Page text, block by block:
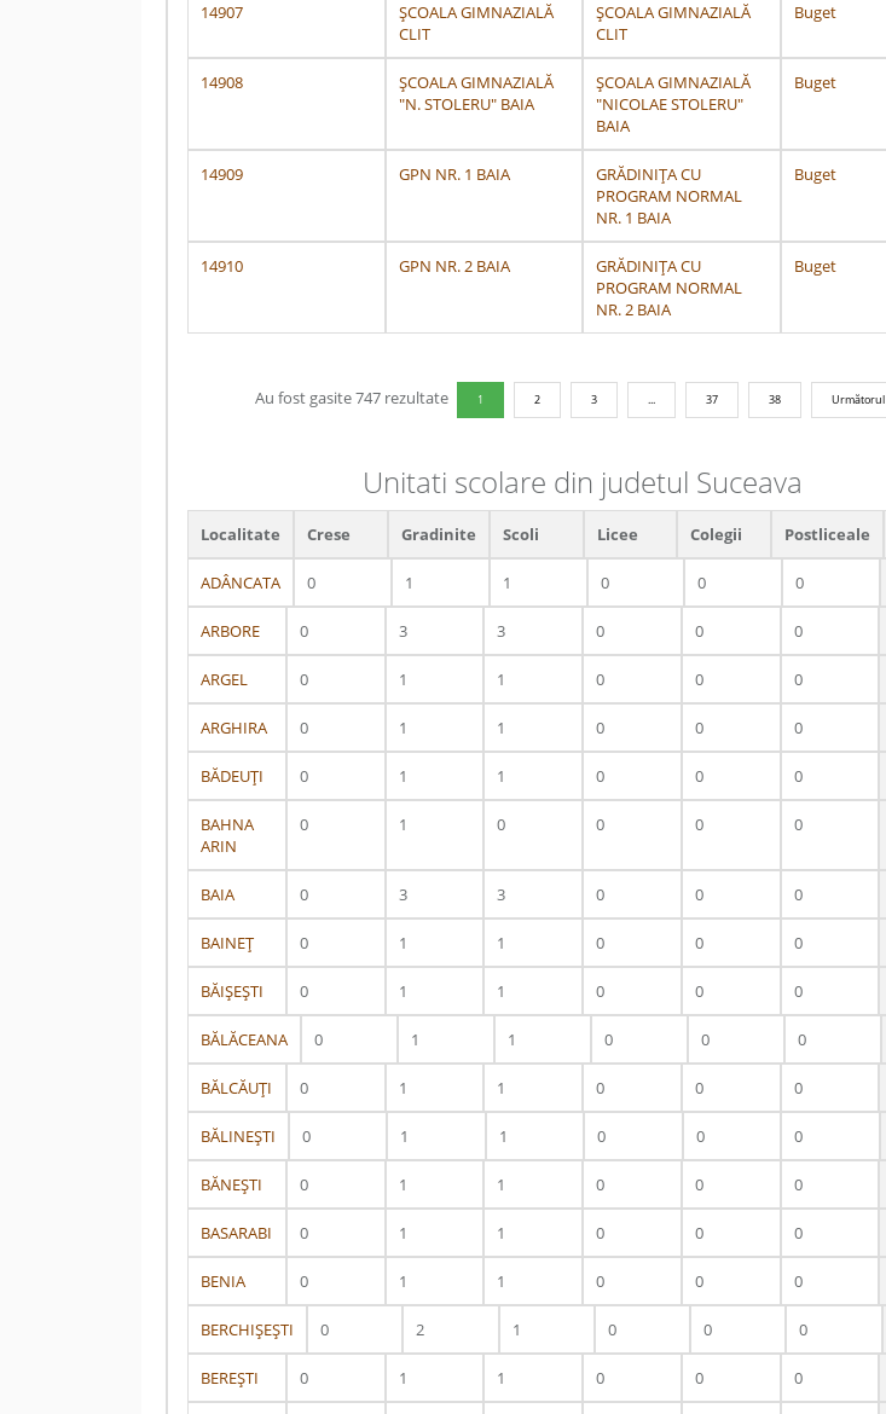
14907
ȘCOALA GIMNAZIALĂ
CLIT
ȘCOALA GIMNAZIALĂ
CLIT
Buget
14908
ȘCOALA GIMNAZIALĂ
"N. STOLERU" BAIA
ȘCOALA GIMNAZIALĂ
"NICOLAE STOLERU"
BAIA
Buget
14909 GPN NR. 1 BAIA
GRĂDINIȚA CU
PROGRAM NORMAL
NR. 1 BAIA
Buget
14910 GPN NR. 2 BAIA
GRĂDINIȚA CU
PROGRAM NORMAL
NR. 2 BAIA
Buget
Au fost gasite 747 rezultate 1 2 3 ... 37 38 Următorul
Unitati scolare din judetul Suceava
Localitate Crese Gradinite Scoli Licee Colegii Postliceale
ADÂNCATA 0 1 1 0 0 0
ARBORE 0 3 3 0 0 0
ARGEL 0 1 1 0 0 0
ARGHIRA 0 1 1 0 0 0
BĂDEUŢI 0 1 1 0 0 0
BAHNA
ARIN
0 1 0 0 0 0
BAIA 0 3 3 0 0 0
BAINEŢ 0 1 1 0 0 0
BĂIŞEŞTI 0 1 1 0 0 0
BĂLĂCEANA 0 1 1 0 0 0
BĂLCĂUŢI 0 1 1 0 0 0
BĂLINEŞTI 0 1 1 0 0 0
BĂNEŞTI 0 1 1 0 0 0
BASARABI 0 1 1 0 0 0
BENIA 0 1 1 0 0 0
BERCHIŞEŞTI 0 2 1 0 0 0
BEREŞTI 0 1 1 0 0 0